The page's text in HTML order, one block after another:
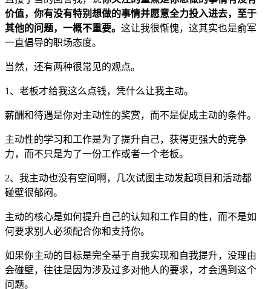
价值，你有没有特别想做的事情并愿意全力投入进去，至于
其他的问题，一概不重要。 这让我很惭愧，这其实也是俞军
一直倡导的职场态度。
当然，还有两种很常见的观点。
1、老板才给我这么点钱，凭什么让我主动。
薪酬和待遇是你对主动性的奖赏，而不是促成主动的条件。
主动性的学习和工作是为了提升自己，获得更强大的竞争
力，而不只是为了一份工作或者一个老板。
2、我主动也没有空间啊，几次试图主动发起项目和活动都
碰壁很郁闷。
主动的核心是如何提升自己的认知和工作目的性，而不是如
何要求别人必须配合你和支持你。
如果你主动的目标是完全基于自我实现和自我提升，没理由
会碰壁，往往是因为涉及过多对他人的要求，才会遇到这个
问题。